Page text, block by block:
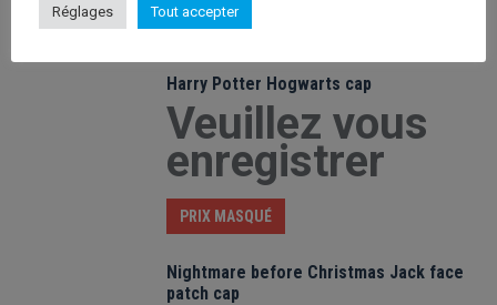
PRIX MASQUÉ
Harry Potter Hogwarts cap
Veuillez vous
enregistrer
PRIX MASQUÉ
Nightmare before Christmas Jack face
patch cap
Réglages Tout accepter